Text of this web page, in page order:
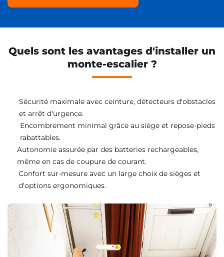
Quels sont les avantages d'installer un
monte-escalier ?
Sécurité maximale avec ceinture, détecteurs d'obstacles
et arrêt d'urgence.
Encombrement minimal grâce au siège et repose-pieds
rabattables.
Autonomie assurée par des batteries rechargeables,
même en cas de coupure de courant.
Confort sur-mesure avec un large choix de sièges et
d'options ergonomiques.